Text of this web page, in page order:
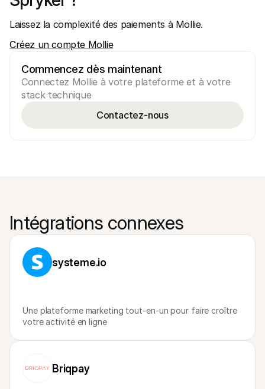
Laissez la complexité des paiements à Mollie.
Créez un compte Mollie
Commencez dès maintenant
Connectez Mollie à votre plateforme et à votre
stack technique
Contactez-nous
Intégrations connexes
systeme.io
Une plateforme marketing tout-en-un pour faire croître
votre activité en ligne
Briqpay